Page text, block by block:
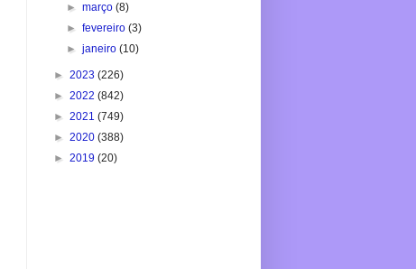
►março(8)
►fevereiro(3)
►janeiro(10)
► 2023 (226)
► 2022 (842)
► 2021 (749)
► 2020 (388)
► 2019 (20)